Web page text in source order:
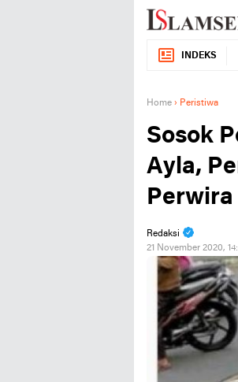
INDEKS
Home › Peristiwa
Sosok
Ayla,
Perwira
Redaksi
21 November 2020,